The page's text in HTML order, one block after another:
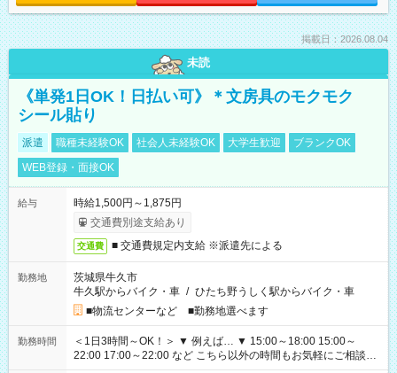
掲載日：2026.08.04
未読
《単発1日OK！日払い可》＊文房具のモクモク
シール貼り
派遣 職種未経験OK 社会人未経験OK 大学生歓迎
ブランクOK
WEB登録・面接OK
給与
時給1,500円～1,875円
交通費別途支給あり
交通費 ■ 交通費規定内支給 ※派遣先による
勤務地
茨城県牛久市
牛久駅からバイク・車 / ひたち野うしく駅からバイク・車
■物流センターなど ■勤務地選べます
勤務時間
＜1日3時間～OK！＞ ▼ 例えば… ▼ 15:00～18:00 15:00～
22:00 17:00～22:00 など こちら以外の時間もお気軽にご相談く
ださい！